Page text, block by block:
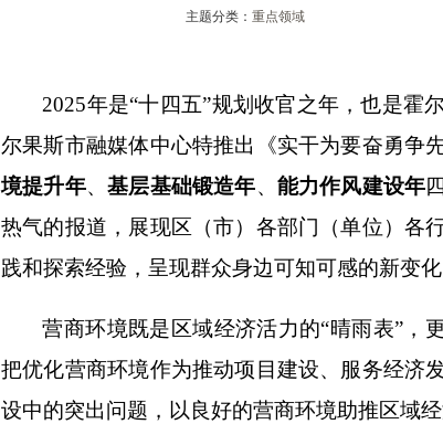
主题分类： 重点领域
2025年是“十四五”规划收官之年，也是霍
尔果斯市融媒体中心特推出《实干为要奋勇争
境提升年、基层基础锻造年、 能力作风建设年
热气的报道，展现区（市）各部门（单位）各
践和探索经验，呈现群众身边可知可感的新变
营商环境既是区域经济活力的“晴雨表”，
把优化营商环境作为推动项目建设、服务经济
设中的突出问题，以良好的营商环境助推区域经